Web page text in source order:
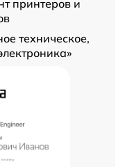
принтеров и
техническое,